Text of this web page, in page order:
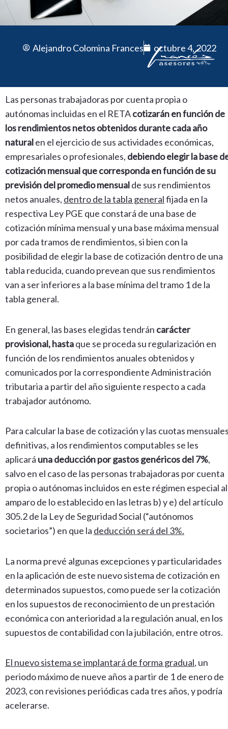
Alejandro Colomina Frances octubre 4, 2022
Las personas trabajadoras por cuenta propia o
autónomas incluidas en el RETAcotizarán en función de
los rendimientos netos obtenidos durante cada año
naturalen el ejercicio de sus actividades económicas,
empresariales o profesionales, debiendo elegir la base
cotización mensual que corresponda en función de su
previsión del promedio mensualde sus rendimientos
netos anuales, dentro de la tabla generalfijada en la
respectiva Ley PGE que constará de una base de
cotización mínima mensual y una base máxima mensual
por cada tramos de rendimientos, si bien con la
posibilidad de elegir la base de cotización dentro de una
tabla reducida, cuando prevean que sus rendimientos
van a ser inferiores a la base mínima del tramo 1 de la
tabla general.
En general, las bases elegidas tendrán carácter
provisional, hastaque se proceda su regularización en
función de los rendimientos anuales obtenidos y
comunicados por la correspondiente Administración
tributaria a partir del año siguiente respecto a cada
trabajador autónomo.
Para calcular la base de cotización y las cuotas
definitivas, a los rendimientos computables se les
aplicará una deducción por gastos genéricos del 7%,
salvo en el caso de las personas trabajadoras por cuenta
propia o autónomas incluidos en este régimen especial al
amparo de lo establecido en las letras b) y e) del artículo
305.2 de la Ley de Seguridad Social (“autónomos
societarios”) en que la deducción será del 3%.
La norma prevé algunas excepciones y particularidades
en la aplicación de este nuevo sistema de cotización en
determinados supuestos, como puede ser la cotización
en los supuestos de reconocimiento de un prestación
económica con anterioridad a la regulación anual, en los
supuestos de contabilidad con la jubilación, entre otros.
El nuevo sistema se implantará de forma gradual, un
periodo máximo de nueve años a partir de 1 de enero de
2023, con revisiones periódicas cada tres años, y podría
acelerarse.